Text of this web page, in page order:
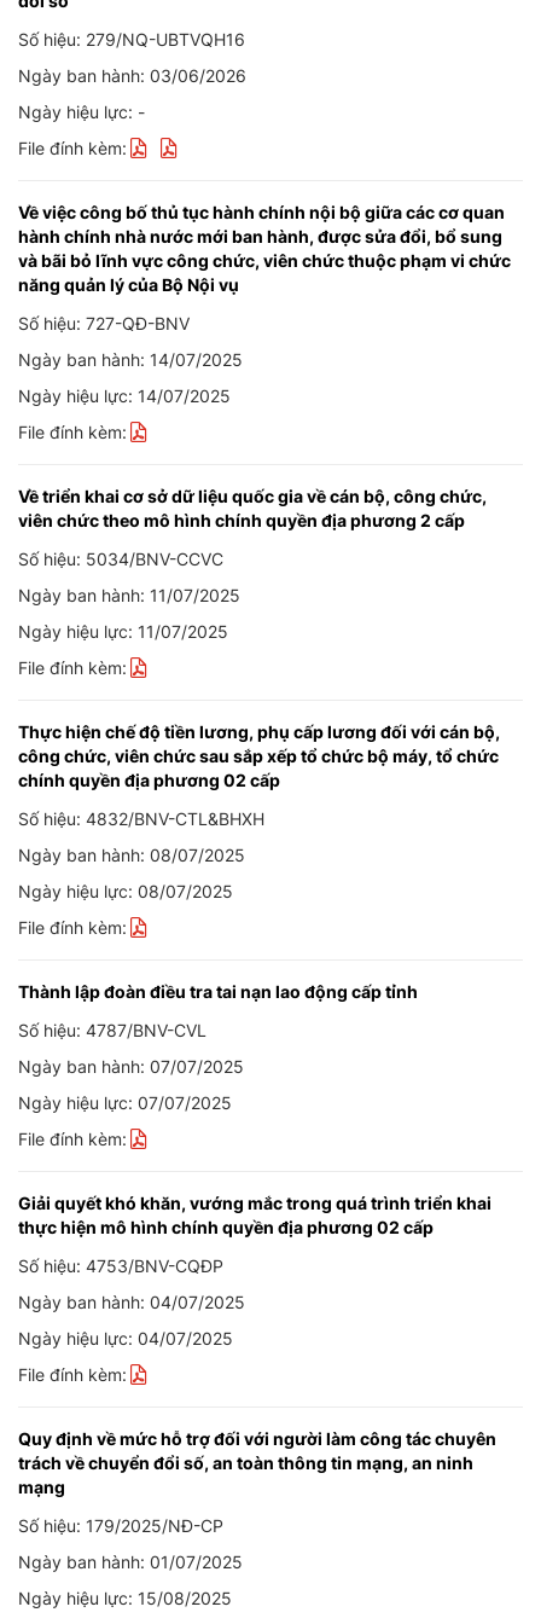
Số hiệu: 279/NQ-UBTVQH16
Ngày ban hành: 03/06/2026
Ngày hiệu lực: -
File đính kèm:
Về việc công bố thủ tục hành chính nội bộ giữa các cơ quan
hành chính nhà nước mới ban hành, được sửa đổi, bổ sung
và bãi bỏ lĩnh vực công chức, viên chức thuộc phạm vi chức
năng quản lý của Bộ Nội vụ
Số hiệu: 727-QĐ-BNV
Ngày ban hành: 14/07/2025
Ngày hiệu lực: 14/07/2025
File đính kèm:
Về triển khai cơ sở dữ liệu quốc gia về cán bộ, công chức,
viên chức theo mô hình chính quyền địa phương 2 cấp
Số hiệu: 5034/BNV-CCVC
Ngày ban hành: 11/07/2025
Ngày hiệu lực: 11/07/2025
File đính kèm:
Thực hiện chế độ tiền lương, phụ cấp lương đối với cán bộ,
công chức, viên chức sau sắp xếp tổ chức bộ máy, tổ chức
chính quyền địa phương 02 cấp
Số hiệu: 4832/BNV-CTL&BHXH
Ngày ban hành: 08/07/2025
Ngày hiệu lực: 08/07/2025
File đính kèm:
Thành lập đoàn điều tra tai nạn lao động cấp tỉnh
Số hiệu: 4787/BNV-CVL
Ngày ban hành: 07/07/2025
Ngày hiệu lực: 07/07/2025
File đính kèm:
Giải quyết khó khăn, vướng mắc trong quá trình triển khai
thực hiện mô hình chính quyền địa phương 02 cấp
Số hiệu: 4753/BNV-CQĐP
Ngày ban hành: 04/07/2025
Ngày hiệu lực: 04/07/2025
File đính kèm:
Quy định về mức hỗ trợ đối với người làm công tác chuyên
trách về chuyển đổi số, an toàn thông tin mạng, an ninh
mạng
Số hiệu: 179/2025/NĐ-CP
Ngày ban hành: 01/07/2025
Ngày hiệu lực: 15/08/2025